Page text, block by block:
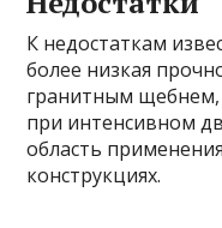
К недостаткам
более низкая
гранитным
при интенсивном
область
конструкциях.